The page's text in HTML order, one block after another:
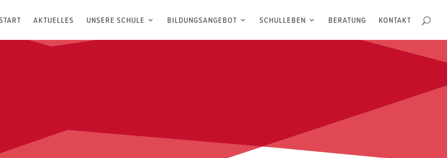
AKTUELLES UNSERE SCHULE BILDUNGSANGEBOT SCHULLEBEN BERATUNG KONTAKT